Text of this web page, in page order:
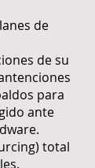
de
de su
para
ante
total